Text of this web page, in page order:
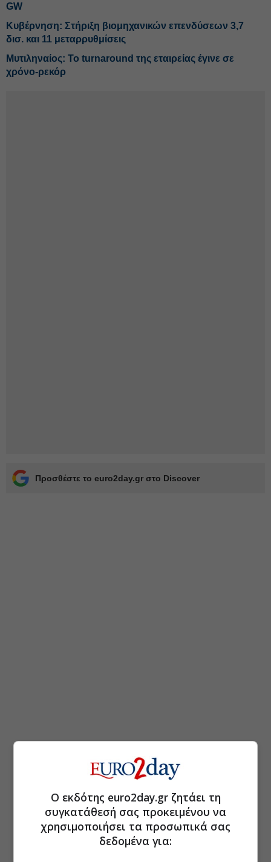
GW
Κυβέρνηση: Στήριξη βιομηχανικών επενδύσεων 3,7
δισ. και 11 μεταρρυθμίσεις
Μυτιληναίος: Το turnaround της εταιρείας έγινε σε
χρόνο-ρεκόρ
Προσθέστε το euro2day.gr στο Discover
Ο εκδότης euro2day.gr ζητάει τη
συγκατάθεσή σας προκειμένου να
χρησιμοποιήσει τα προσωπικά σας
δεδομένα για: